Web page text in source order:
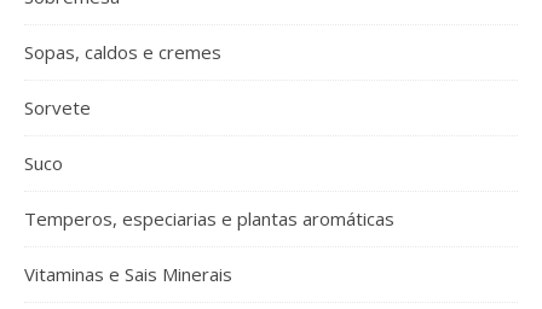
Sopas, caldos e cremes
Sorvete
Suco
Temperos, especiarias e plantas aromáticas
Vitaminas e Sais Minerais